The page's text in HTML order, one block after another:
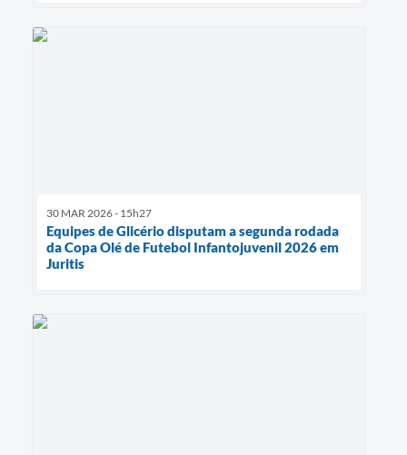
30 MAR 2026 - 15h27
Equipes de Glicério disputam a segunda rodada
da Copa Olé de Futebol Infantojuvenil 2026 em
Juritis